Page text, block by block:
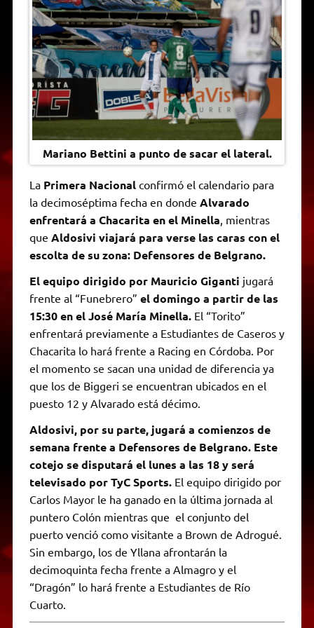
A
p
p
r
a
m
e
r
o
o
k
n
g
e
r
i
n
k
F
r
i
e
n
d
l
y
Mariano Bettini a punto de sacar el lateral.
La Primera Nacional confirmó el calendario para
la decimoséptima fecha en donde Alvarado
enfrentará a Chacarita en el Minella , mientras
que Aldosivi viajará para verse las caras con el
escolta de su zona: Defensores de Belgrano.
El equipo dirigido por Mauricio Giganti jugará
frente al “Funebrero” el domingo a partir de las
15:30 en el José María Minella.El “Torito”
enfrentará previamente a Estudiantes de Caseros y
Chacarita lo hará frente a Racing en Córdoba. Por
el momento se sacan una unidad de diferencia ya
que los de Biggeri se encuentran ubicados en el
puesto 12 y Alvarado está décimo.
Aldosivi, por su parte, jugará a comienzos de
semana frente a Defensores de Belgrano. Este
cotejo se disputará el lunes a las 18 y será
televisado por TyC Sports.El equipo dirigido por
Carlos Mayor le ha ganado en la última jornada al
puntero Colón mientras que el conjunto del
puerto venció como visitante a Brown de Adrogué.
Sin embargo, los de Yllana afrontarán la
decimoquinta fecha frente a Almagro y el
“Dragón” lo hará frente a Estudiantes de Río
Cuarto.